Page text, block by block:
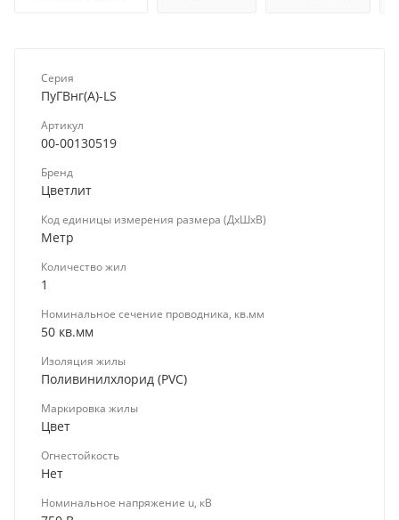
Серия
ПуГВнг(А)-LS
Артикул
00-00130519
Бренд
Цветлит
Код единицы измерения размера (ДхШхВ)
Метр
Количество жил
1
Номинальное сечение проводника, кв.мм
50 кв.мм
Изоляция жилы
Поливинилхлорид (PVC)
Маркировка жилы
Цвет
Огнестойкость
Нет
Номинальное напряжение u, кВ